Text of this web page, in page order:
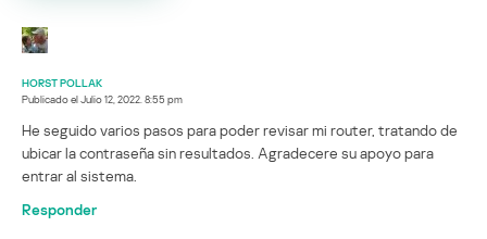
HORST POLLAK
Publicado elJulio 12, 2022. 8:55 pm
He seguido varios pasos para poder revisar mi router, tratando de
ubicar la contraseña sin resultados. Agradecere su apoyo para
entrar al sistema.
Responder